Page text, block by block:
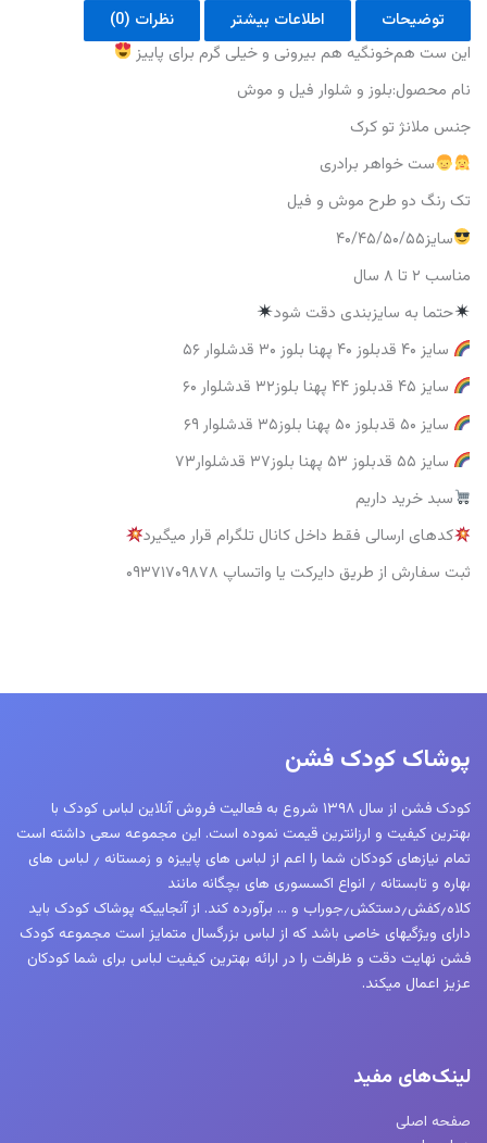
توضیحات
اطلاعات بیشتر
نظرات (0)
این ست هم‌خونگیه هم بیرونی و خیلی گرم برای پاییز
نام محصول:بلوز و شلوار فیل و موش
جنس ملانژ تو کرک
ست خواهر برادری
تک رنگ دو طرح موش و فیل
سایز۴۰/۴۵/۵۰/۵۵
مناسب ۲ تا ۸ سال
حتما به سایزبندی دقت شود
سایز ۴۰ قدبلوز ۴۰ پهنا بلوز ۳۰ قدشلوار ۵۶
سایز ۴۵ قدبلوز ۴۴ پهنا بلوز۳۲ قدشلوار ۶۰
سایز ۵۰ قدبلوز ۵۰ پهنا بلوز۳۵ قدشلوار ۶۹
سایز ۵۵ قدبلوز ۵۳ پهنا بلوز۳۷ قدشلوار۷۳
سبد خرید داریم
کدهای ارسالی فقط داخل کانال تلگرام قرار میگیرد
ثبت سفارش از طریق دایرکت یا واتساپ ۰۹۳۷۱۷۰۹۸۷۸
پوشاک کودک فشن
کودک فشن از سال ۱۳۹۸ شروع به فعالیت فروش آنلاین لباس کودک با
بهترین کیفیت و ارزانترین قیمت نموده است. این مجموعه سعی داشته است
تمام نیازهای کودکان شما را اعم از لباس های پاییزه و زمستانه ٫ لباس های
بهاره و تابستانه ٫ انواع اکسسوری های بچگانه مانند
کلاه٫کفش٫دستکش٫جوراب و … برآورده کند. از آنجاییکه پوشاک کودک باید
دارای ویژگیهای خاصی باشد که از لباس بزرگسال متمایز است مجموعه کودک
فشن نهایت دقت و ظرافت را در ارائه بهترین کیفیت لباس برای شما کودکان
عزیز اعمال میکند.
لینک‌های مفید
صفحه اصلی